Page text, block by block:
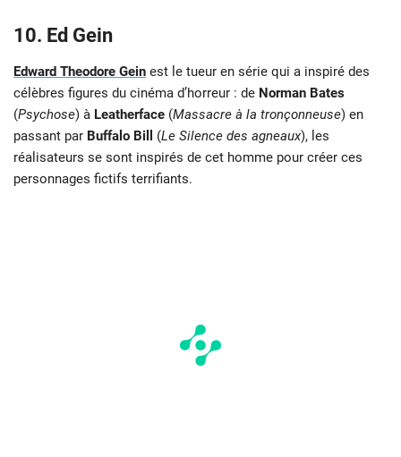
10. Ed Gein
Edward Theodore Gein est le tueur en série qui a inspiré des
célèbres figures du cinéma d’horreur : de Norman Bates
(Psychose) à Leatherface (Massacre à la tronçonneuse) en
passant par Buffalo Bill (Le Silence des agneaux), les
réalisateurs se sont inspirés de cet homme pour créer ces
personnages fictifs terrifiants.